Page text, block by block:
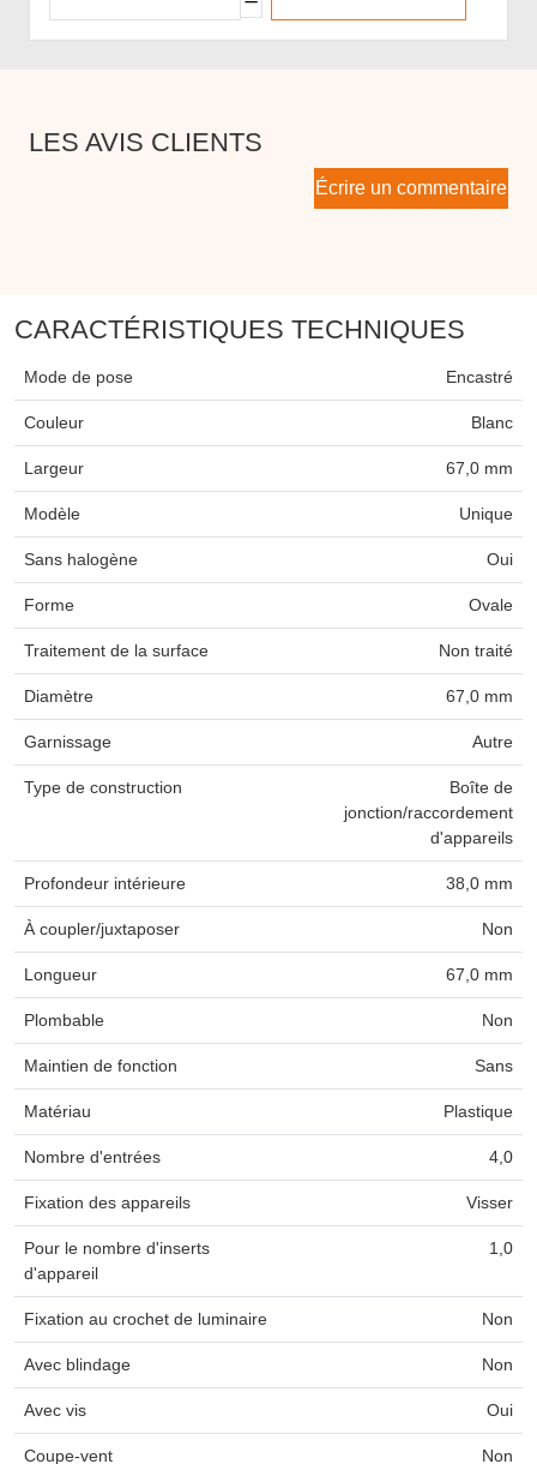
LES AVIS CLIENTS
Écrire un commentaire
CARACTÉRISTIQUES TECHNIQUES
Mode de pose Encastré
Couleur Blanc
Largeur 67,0 mm
Modèle Unique
Sans halogène Oui
Forme Ovale
Traitement de la surface Non traité
Diamètre 67,0 mm
Garnissage Autre
Type de construction
Boîte de
jonction/raccordement
d'appareils
Profondeur intérieure 38,0 mm
À coupler/juxtaposer Non
Longueur 67,0 mm
Plombable Non
Maintien de fonction Sans
Matériau Plastique
Nombre d'entrées 4,0
Fixation des appareils Visser
Pour le nombre d'inserts
d'appareil
1,0
Fixation au crochet de luminaire Non
Avec blindage Non
Avec vis Oui
Coupe-vent Non